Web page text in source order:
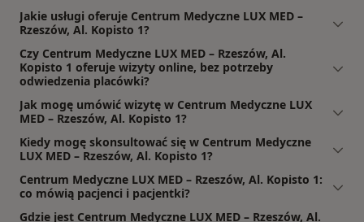
Jakie usługi oferuje Centrum Medyczne LUX MED –
Rzeszów, Al. Kopisto 1?
Czy Centrum Medyczne LUX MED – Rzeszów, Al.
Kopisto 1 oferuje wizyty online, bez potrzeby
odwiedzenia placówki?
Jak mogę umówić wizytę w Centrum Medyczne LUX
MED – Rzeszów, Al. Kopisto 1?
Kiedy mogę skonsultować się w Centrum Medyczne
LUX MED – Rzeszów, Al. Kopisto 1?
Centrum Medyczne LUX MED – Rzeszów, Al. Kopisto 1:
co mówią pacjenci i pacjentki?
Gdzie jest Centrum Medyczne LUX MED – Rzeszów, Al.